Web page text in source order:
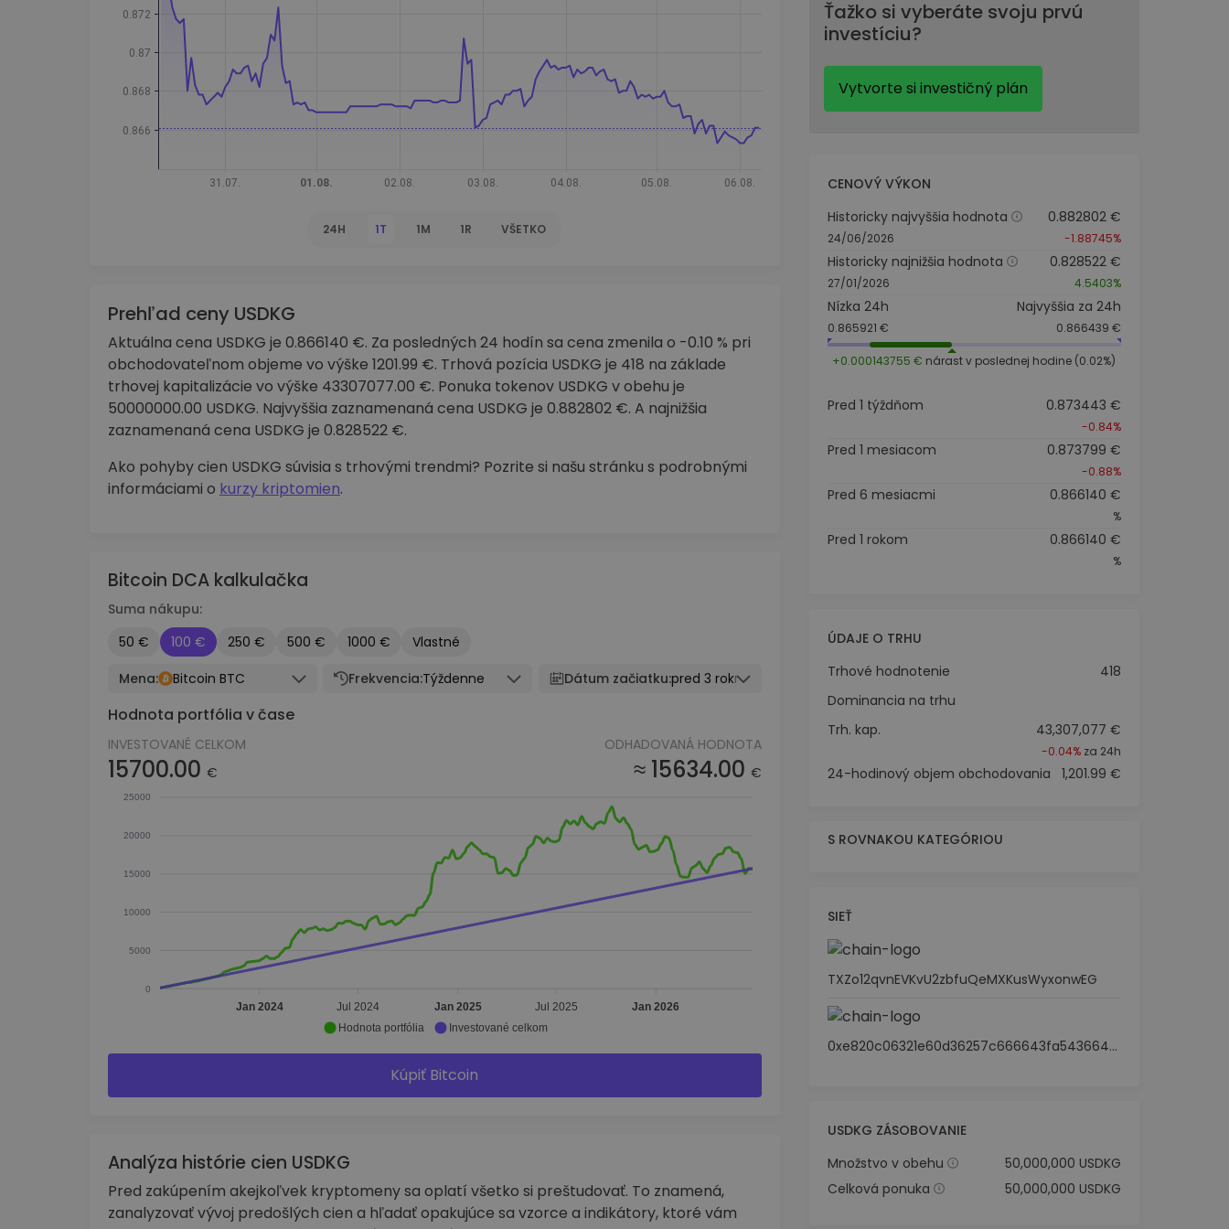
Investičný prieskumník
Nájdi svoju krypto stratégiu
24H 1T 1M 1R VŠETKO
Prehľad ceny USDKG
Aktuálna cena USDKG je 0.866140 €. Za posledných 24 hodín sa cena zmenila o -0.10 % pri
obchodovateľnom objeme vo výške 1201.99 €. Trhová pozícia USDKG je 418 na základe
trhovej kapitalizácie vo výške 43307077.00 €. Ponuka tokenov USDKG v obehu je
50000000.00 USDKG. Najvyššia zaznamenaná cena USDKG je 0.882802 €. A najnižšia
zaznamenaná cena USDKG je 0.828522 €.
Ako pohyby cien USDKG súvisia s trhovými trendmi? Pozrite si našu stránku s podrobnými
informáciami o kurzy kriptomien.
Bitcoin DCA kalkulačka
Suma nákupu:
50 €
100 € 250 € 500 € 1000 €
Vlastné
Mena:
Bitcoin BTC Frekvencia:Týždenne Dátum začiatku:pred 3 rokmi
Hodnota portfólia v čase
INVESTOVANÉ CELKOM
15700.00 €
ODHADOVANÁ HODNOTA
≈ 15634.00 €
25000
20000
15000
10000
5000
0
Jan 2024 Jul 2024 Jan 2025 Jul 2025 Jan 2026
Hodnota portfólia Investované celkom
Kúpiť Bitcoin
Analýza histórie cien USDKG
Pred zakúpením akejkoľvek kryptomeny sa oplatí všetko si preštudovať. To znamená,
zanalyzovať vývoj predošlých cien a hľadať opakujúce sa vzorce a indikátory, ktoré vám
Ťažko si vyberáte svoju prvú
investíciu?
Vytvorte si investičný plán
CENOVÝ VÝKON
Historicky najvyššia hodnota
24/06/2026
0.882802 €
-1.88745%
Historicky najnižšia hodnota
27/01/2026
0.828522 €
4.5403%
Nízka 24h
0.865921 €
Najvyššia za 24h
0.866439 €
+0.000143755 € nárast v poslednej hodine (0.02%)
Pred 1 týždňom 0.873443 €
-0.84%
Pred 1 mesiacom 0.873799 €
-0.88%
Pred 6 mesiacmi 0.866140 €
%
Pred 1 rokom 0.866140 €
%
ÚDAJE O TRHU
Trhové hodnotenie
418
Dominancia na trhu
Trh. kap.
43,307,077 €
-0.04%za 24h
24-hodinový objem obchodovania 1,201.99 €
S ROVNAKOU KATEGÓRIOU
SIEŤ
TXZo12qvnEVKvU2zbfuQeMXKusWyxonwEG
0xe820c06321e60d36257c666643fa5436643445e3
USDKG ZÁSOBOVANIE
Množstvo v obehu
50,000,000 USDKG
Celková ponuka
50,000,000 USDKG